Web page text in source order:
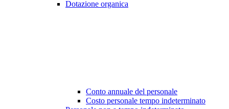
Dotazione organica
Conto annuale del personale
Costo personale tempo indeterminato